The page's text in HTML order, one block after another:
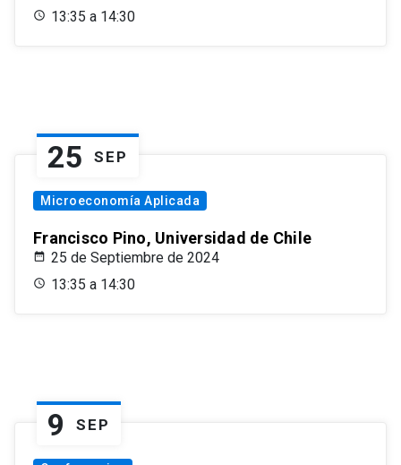
13:35 a 14:30
25 SEP
Microeconomía Aplicada
Francisco Pino, Universidad de Chile
25 de Septiembre de 2024
13:35 a 14:30
9 SEP